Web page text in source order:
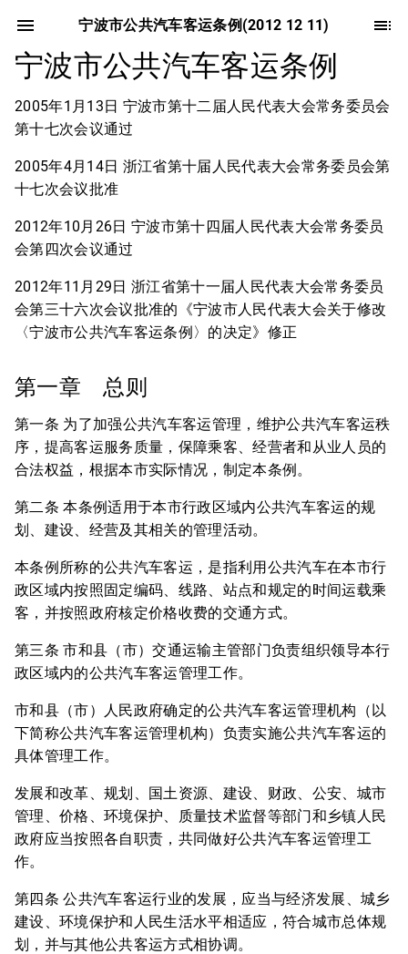
宁波市公共汽车客运条例(2012 12 11)
宁波市公共汽车客运条例
2005年1月13日 宁波市第十二届人民代表大会常务委员会
第十七次会议通过
2005年4月14日 浙江省第十届人民代表大会常务委员会第
十七次会议批准
2012年10月26日 宁波市第十四届人民代表大会常务委员
会第四次会议通过
2012年11月29日 浙江省第十一届人民代表大会常务委员
会第三十六次会议批准的《宁波市人民代表大会关于修改
〈宁波市公共汽车客运条例〉的决定》修正
第一章 总则
第一条 为了加强公共汽车客运管理，维护公共汽车客运秩
序，提高客运服务质量，保障乘客、经营者和从业人员的
合法权益，根据本市实际情况，制定本条例。
第二条 本条例适用于本市行政区域内公共汽车客运的规
划、建设、经营及其相关的管理活动。
本条例所称的公共汽车客运，是指利用公共汽车在本市行
政区域内按照固定编码、线路、站点和规定的时间运载乘
客，并按照政府核定价格收费的交通方式。
第三条 市和县（市）交通运输主管部门负责组织领导本行
政区域内的公共汽车客运管理工作。
市和县（市）人民政府确定的公共汽车客运管理机构（以
下简称公共汽车客运管理机构）负责实施公共汽车客运的
具体管理工作。
发展和改革、规划、国土资源、建设、财政、公安、城市
管理、价格、环境保护、质量技术监督等部门和乡镇人民
政府应当按照各自职责，共同做好公共汽车客运管理工
作。
第四条 公共汽车客运行业的发展，应当与经济发展、城乡
建设、环境保护和人民生活水平相适应，符合城市总体规
划，并与其他公共客运方式相协调。